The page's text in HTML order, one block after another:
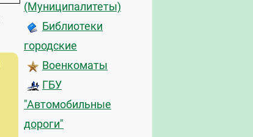
(Муниципалитеты)
Библиотеки
городские
Военкоматы
ГБУ
"Автомобильные
дороги"